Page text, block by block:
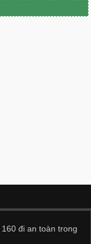
đi an toàn trong